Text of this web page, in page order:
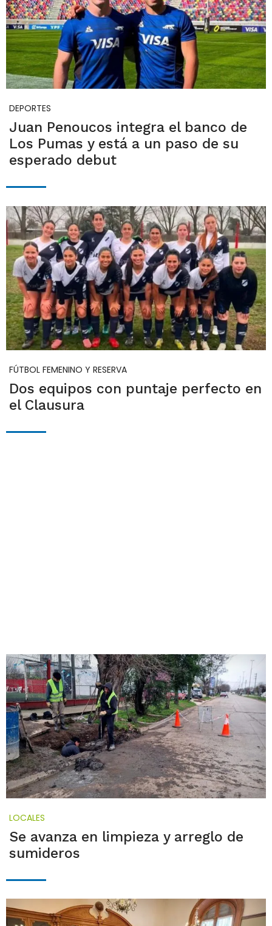
DEPORTES
Juan Penoucos integra el banco de
Los Pumas y está a un paso de su
esperado debut
FÚTBOL FEMENINO Y RESERVA
Dos equipos con puntaje perfecto en
el Clausura
LOCALES
Se avanza en limpieza y arreglo de
sumideros